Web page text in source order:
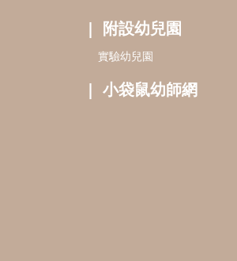
附設幼兒園
實驗幼兒園
小袋鼠幼師網